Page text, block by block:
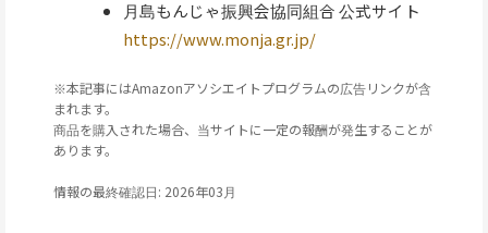
月島もんじゃ振興会協同組合 公式サイト
https://www.monja.gr.jp/
※本記事にはAmazonアソシエイトプログラムの広告リンクが含
まれます。
商品を購入された場合、当サイトに一定の報酬が発生することが
あります。
情報の最終確認日: 2026年03月